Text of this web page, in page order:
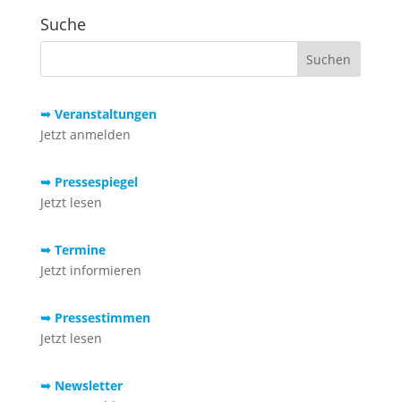
Suche
➥ Veranstaltungen
Jetzt anmelden
➥ Pressespiegel
Jetzt lesen
➥ Termine
Jetzt informieren
➥ Pressestimmen
Jetzt lesen
➥ Newsletter